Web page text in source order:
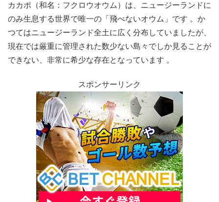
カカポ（和名：フクロウオウム）は、ニュージーランドに
のみ生息する世界で唯一の「飛べないオウム」です 。か
つてはニュージーランド全土に広く分布していましたが、
現在では厳重に管理された数少ない島々でしか見ることが
できない、非常に希少な存在となっています 。
スポンサーリンク